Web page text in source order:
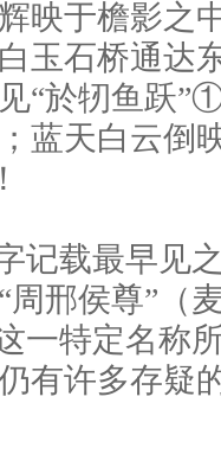
映于檐影之
玉石桥通达
“於牣鱼跃
蓝天白云倒
载最早见之
周邢侯尊”（
一特定名称
有许多存疑